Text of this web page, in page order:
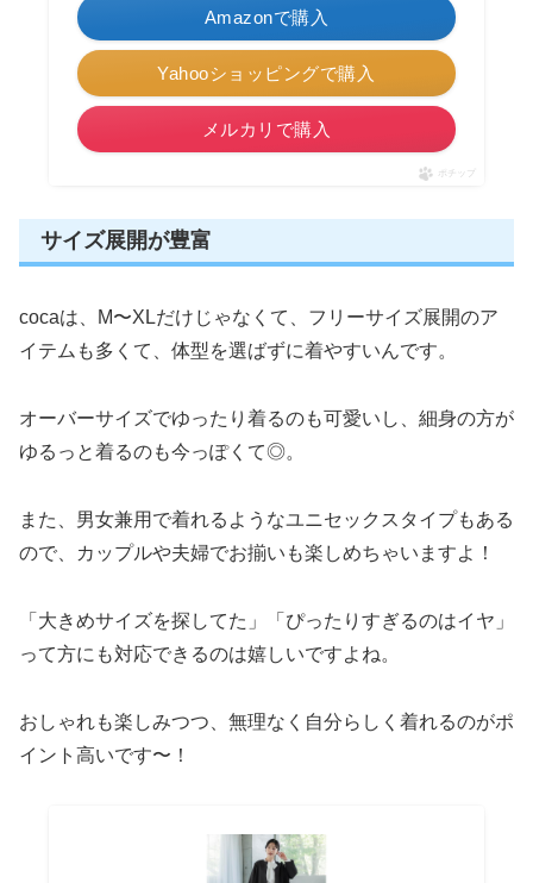
Amazonで購入
Yahooショッピングで購入
メルカリで購入
ポチップ
サイズ展開が豊富
cocaは、M〜XLだけじゃなくて、フリーサイズ展開のア
イテムも多くて、体型を選ばずに着やすいんです。
オーバーサイズでゆったり着るのも可愛いし、細身の方が
ゆるっと着るのも今っぽくて◎。
また、男女兼用で着れるようなユニセックスタイプもある
ので、カップルや夫婦でお揃いも楽しめちゃいますよ！
「大きめサイズを探してた」「ぴったりすぎるのはイヤ」
って方にも対応できるのは嬉しいですよね。
おしゃれも楽しみつつ、無理なく自分らしく着れるのがポ
イント高いです〜！